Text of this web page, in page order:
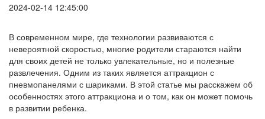
2024-02-14 12:45:00
В современном мире, где технологии развиваются с
невероятной скоростью, многие родители стараются найти
для своих детей не только увлекательные, но и полезные
развлечения. Одним из таких является аттракцион с
пневмопанелями с шариками. В этой статье мы расскажем об
особенностях этого аттракциона и о том, как он может помочь
в развитии ребенка.